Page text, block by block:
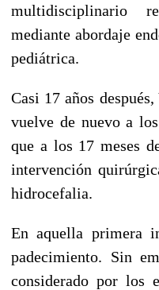
multidisciplinario
mediante abordaje
pediátrica.
Casi 17 años
vuelve de nuevo a
que a los 17 meses
intervención
hidrocefalia.
En aquella primera
padecimiento. Sin
considerado por los